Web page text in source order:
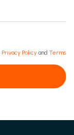
Privacy Policy and Terms